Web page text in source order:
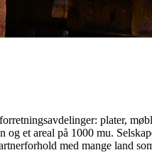
plater,
et areal på 1000 mu.
med mange land